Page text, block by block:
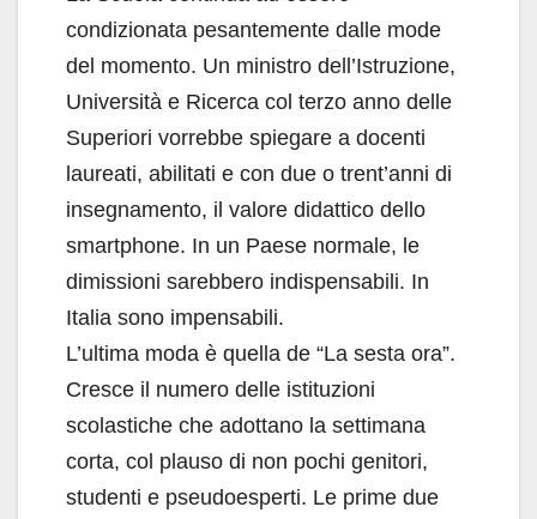
condizionata pesantemente dalle mode
del momento. Un ministro dell’Istruzione,
Università e Ricerca col terzo anno delle
Superiori vorrebbe spiegare a docenti
laureati, abilitati e con due o trent’anni di
insegnamento, il valore didattico dello
smartphone. In un Paese normale, le
dimissioni sarebbero indispensabili. In
Italia sono impensabili.
L’ultima moda è quella de “La sesta ora”.
Cresce il numero delle istituzioni
scolastiche che adottano la settimana
corta, col plauso di non pochi genitori,
studenti e pseudoesperti. Le prime due